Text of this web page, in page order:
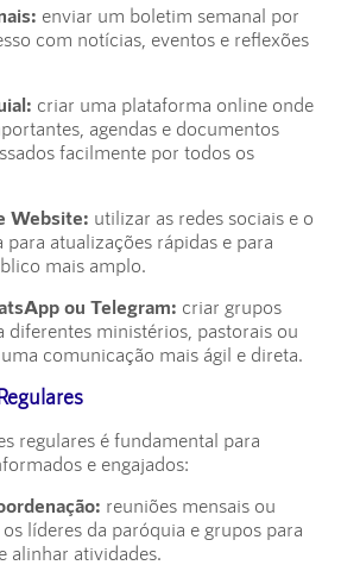
enviar um boletim semanal por
com notícias, eventos e reflexões
criar uma plataforma online onde
agendas e documentos
facilmente por todos os
Website: utilizar as redes sociais e o
para atualizações rápidas e para
mais amplo.
ou Telegram: criar grupos
diferentes ministérios, pastorais ou
comunicação mais ágil e direta.
regulares é fundamental para
e engajados:
reuniões mensais ou
líderes da paróquia e grupos para
alinhar atividades.